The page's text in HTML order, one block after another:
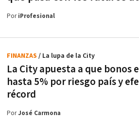
PoriProfesional
La City apuesta a que bonos
hasta 5% por riesgo país y
récord
FINANZAS / La lupa de la City
PorJosé Carmona